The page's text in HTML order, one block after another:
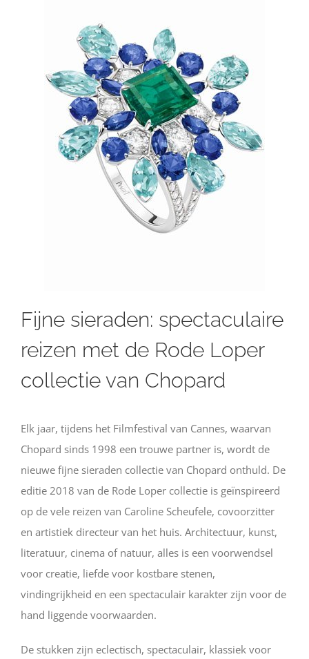
Fijne sieraden: spectaculaire
reizen met de Rode Loper
collectie van Chopard
Elk jaar, tijdens het Filmfestival van Cannes, waarvan
Chopard sinds 1998 een trouwe partner is, wordt de
nieuwe fijne sieraden collectie van Chopard onthuld. De
editie 2018 van de Rode Loper collectie is geïnspireerd
op de vele reizen van Caroline Scheufele, covoorzitter
en artistiek directeur van het huis. Architectuur, kunst,
literatuur, cinema of natuur, alles is een voorwendsel
voor creatie, liefde voor kostbare stenen,
vindingrijkheid en een spectaculair karakter zijn voor de
hand liggende voorwaarden.
De stukken zijn eclectisch, spectaculair, klassiek voor